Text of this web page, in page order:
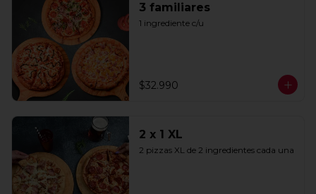
3 familiares
1 ingrediente c/u
$32.990
2 x 1 XL
2 pizzas XL de 2 ingredientes cada una